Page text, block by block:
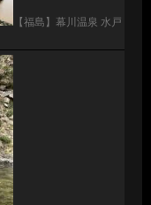
【福島】幕川温泉 水戸